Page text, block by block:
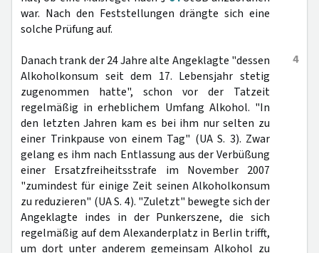
war. Nach den Feststellungen drängte sich eine
solche Prüfung auf.
4
Danach trank der 24 Jahre alte Angeklagte "dessen
Alkoholkonsum seit dem 17. Lebensjahr stetig
zugenommen hatte", schon vor der Tatzeit
regelmäßig in erheblichem Umfang Alkohol. "In
den letzten Jahren kam es bei ihm nur selten zu
einer Trinkpause von einem Tag" (UA S. 3). Zwar
gelang es ihm nach Entlassung aus der Verbüßung
einer Ersatzfreiheitsstrafe im November 2007
"zumindest für einige Zeit seinen Alkoholkonsum
zu reduzieren" (UA S. 4). "Zuletzt" bewegte sich der
Angeklagte indes in der Punkerszene, die sich
regelmäßig auf dem Alexanderplatz in Berlin trifft,
um dort unter anderem gemeinsam Alkohol zu